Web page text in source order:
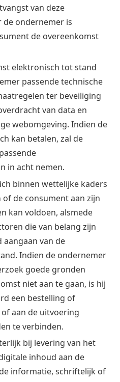
van deze
ondernemer is
de overeenkomst
elektronisch tot stand
passende technische
ter beveiliging
van data en
webomgeving. Indien de
kan betalen, zal de
in acht nemen.
binnen wettelijke kaders
de consument aan zijn
kan voldoen, alsmede
die van belang zijn
van de
Indien de ondernemer
goede gronden
niet aan te gaan, is hij
een bestelling of
aan de uitvoering
te verbinden.
bij levering van het
inhoud aan de
informatie, schriftelijk of